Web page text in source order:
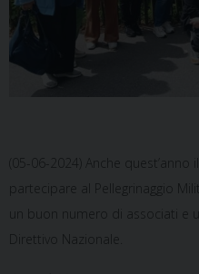
(05-06-2024) Anche quest’anno
partecipare al Pellegrinaggio
un buon numero di associati e
Direttivo Nazionale.